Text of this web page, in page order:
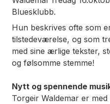
Bluesklubb.
Hun beskrives ofte som
tilstedeværelse, og som
med sine ærlige tekster,
og følsomme stemme!
Nytt og spennende
Torgeir Waldemar er med